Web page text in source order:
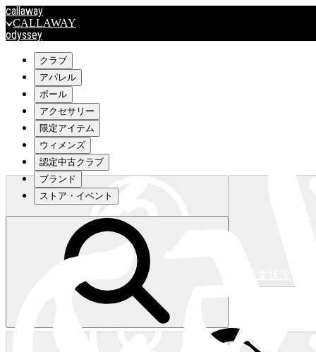
callaway
CALLAWAY
odyssey
travismathew
outlet
OUTLET
キャロウェイアパレルはこちら>>>
キャロウェイアパレルはこちら>>>
クラブ
アパレル
ボール
アクセサリー
限定アイテム
ウィメンズ
認定中古クラブ
ブランド
ストア・イベント